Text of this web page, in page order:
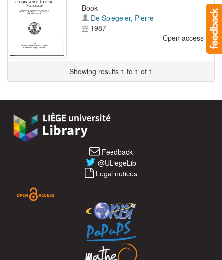
Book
De Spiegeler, Pierre
1987
Open access
Showing results 1 to 1 of 1
Feedback
@ULiegeLib
Legal notices